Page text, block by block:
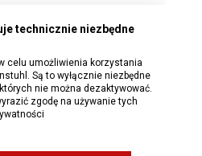
wadliwych produktów
technicznie niezbędne
celu umożliwienia korzystania
Są to wyłącznie niezbędne
nie można dezaktywować.
zgodę na używanie tych